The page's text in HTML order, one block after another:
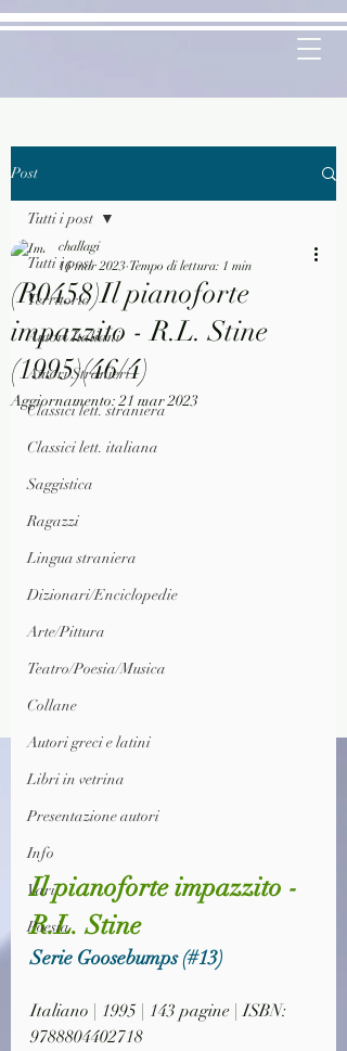
Post
Tutti i post
Territorio
Autori Italiani
Autori Stranieri
Classici lett. straniera
Classici lett. italiana
Saggistica
Ragazzi
Lingua straniera
Dizionari/Enciclopedie
Arte/Pittura
Teatro/Poesia/Musica
Collane
Autori greci e latini
Libri in vetrina
Presentazione autori
Info
Vari
Poesia
Tutti i post
(R0458)Il pianoforte
impazzito - R.L. Stine
(1995)(46/4)
challagi
16 mar 2023 Tempo di lettura: 1 min
Aggiornamento:21 mar 2023
Il pianoforte impazzito -
R.L. Stine
Serie Goosebumps (#13)
Italiano | 1995 | 143 pagine | ISBN:
9788804402718